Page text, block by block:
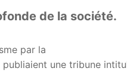
de la société.
par la
une tribune